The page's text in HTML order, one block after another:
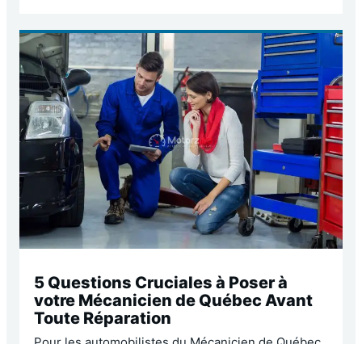
mantra a été martelé par les grands-parents, les
mécaniciens de la vieille école et les étiquettes
autocollantes apposées dans le coin de votre pare-
brise.…
5 Questions Cruciales à Poser à
votre Mécanicien de Québec Avant
Toute Réparation